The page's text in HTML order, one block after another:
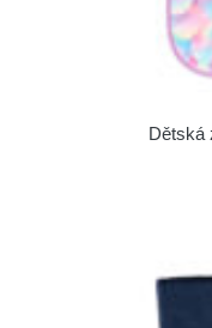
Dětská